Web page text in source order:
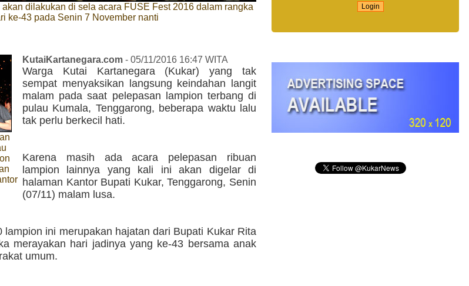
dilakukan di sela acara FUSE Fest 2016 dalam rangka
ke-43 pada Senin 7 November nanti
KutaiKartanegara.com - 05/11/2016 16:47 WITA
Warga Kutai Kartanegara (Kukar) yang tak
sempat menyaksikan langsung keindahan langit
malam pada saat pelepasan lampion terbang di
pulau Kumala, Tenggarong, beberapa waktu lalu
tak perlu berkecil hati.
Karena masih ada acara pelepasan ribuan
lampion lainnya yang kali ini akan digelar di
halaman Kantor Bupati Kukar, Tenggarong, Senin
(07/11) malam lusa.
lampion ini merupakan hajatan dari Bupati Kukar Rita
merayakan hari jadinya yang ke-43 bersama anak
umum.